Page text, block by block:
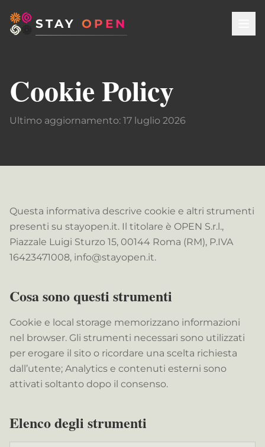
STAY OPEN
Cookie Policy
Ultimo aggiornamento: 17 luglio 2026
Questa informativa descrive cookie e altri strumenti
presenti su stayopen.it. Il titolare è OPEN S.r.l.,
Piazzale Luigi Sturzo 15, 00144 Roma (RM), P.IVA
16423471008, info@stayopen.it.
Cosa sono questi strumenti
Cookie e local storage memorizzano informazioni
nel browser. Gli strumenti necessari sono utilizzati
per erogare il sito o ricordare una scelta richiesta
dall’utente; Analytics e contenuti esterni sono
attivati soltanto dopo il consenso.
Elenco degli strumenti